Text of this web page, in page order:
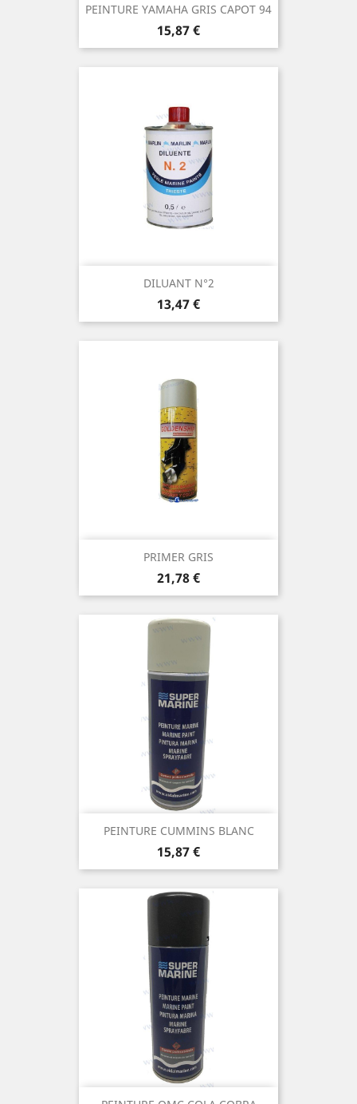
PEINTURE YAMAHA GRIS CAPOT 94
Prix
15,87 €
DILUANT N°2
Prix
13,47 €
PRIMER GRIS
Prix
21,78 €
PEINTURE CUMMINS BLANC
Prix
15,87 €